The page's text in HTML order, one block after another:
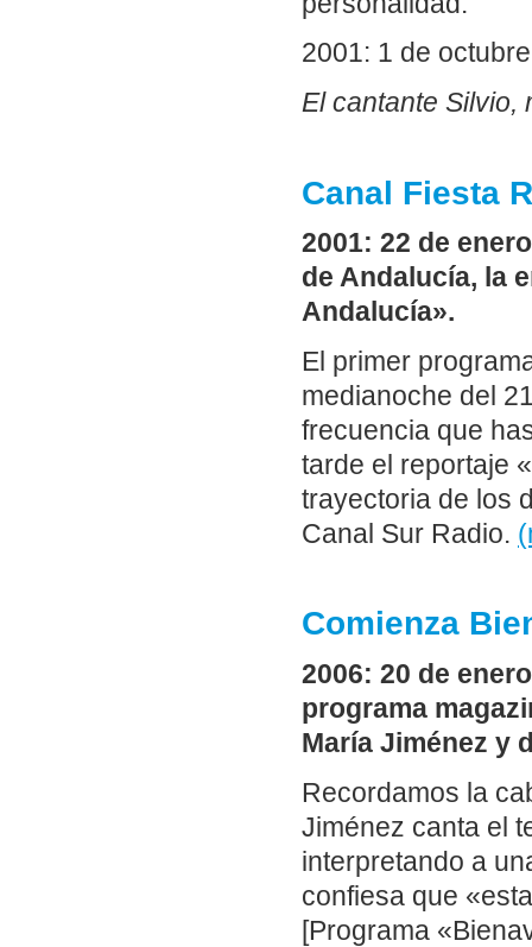
2001: 1 de
El cantante Silvio,
Canal Fiesta
2001: 22 de
de Andalucía, la
Andalucía».
El primer
medianoche del
frecuencia que
tarde el reportaje
trayectoria de los
Canal Sur Radio.
Comienza
2006: 20 de
programa
María Jiménez y
Recordamos la
Jiménez canta el
interpretando a
confiesa que
[Programa